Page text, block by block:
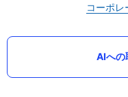
コーポレ
AIへの